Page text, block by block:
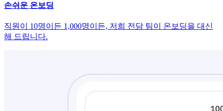
손쉬운 온보딩
직원이 10명이든 1,000명이든, 저희 전담 팀이 온보딩을 대신
해 드립니다.